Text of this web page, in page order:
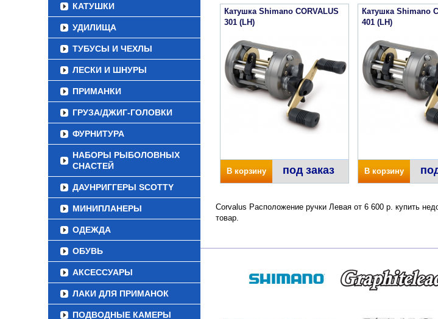
КАТУШКИ
УДИЛИЩА
ТУБУСЫ И ЧЕХЛЫ
ЛЕСКИ И ШНУРЫ
ПРИМАНКИ
ГРУЗА/ДЖИГ-ГОЛОВКИ
ФУРНИТУРА
НАБОРЫ РЫБОЛОВНЫХ
СНАСТЕЙ
ДАУНРИГГЕРЫ SCOTTY
МИНИПЛАНЕРЫ
ОДЕЖДА
ОБУВЬ
АКСЕССУАРЫ
ЛАКИ ДЛЯ ПРИМАНОК
ПОДВОДНЫЕ КАМЕРЫ
Катушка Shimano CORVALUS
301 (LH)
В корзину под заказ
Катушка Shimano
401 (LH)
В корзину
Corvalus Расположение ручки Левая от 6 600 р. купить
товар.